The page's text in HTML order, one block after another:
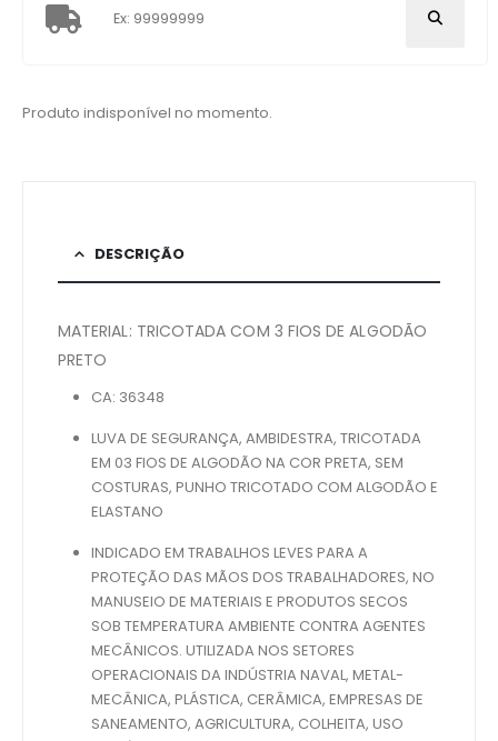
Produto indisponível no momento.
DESCRIÇÃO
MATERIAL: TRICOTADA COM 3 FIOS DE ALGODÃO
PRETO
CA: 36348
LUVA DE SEGURANÇA, AMBIDESTRA, TRICOTADA
EM 03 FIOS DE ALGODÃO NA COR PRETA, SEM
COSTURAS, PUNHO TRICOTADO COM ALGODÃO E
ELASTANO
INDICADO EM TRABALHOS LEVES PARA A
PROTEÇÃO DAS MÃOS DOS TRABALHADORES, NO
MANUSEIO DE MATERIAIS E PRODUTOS SECOS
SOB TEMPERATURA AMBIENTE CONTRA AGENTES
MECÂNICOS. UTILIZADA NOS SETORES
OPERACIONAIS DA INDÚSTRIA NAVAL, METAL-
MECÂNICA, PLÁSTICA, CERÂMICA, EMPRESAS DE
SANEAMENTO, AGRICULTURA, COLHEITA, USO